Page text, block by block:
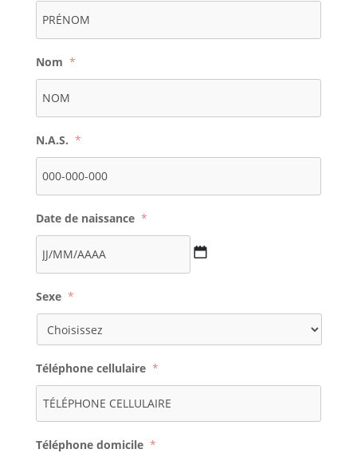
Nom *
N.A.S. *
Date de naissance *
slash
MM
slash
AAAA
Sexe *
Téléphone cellulaire *
Téléphone domicile *